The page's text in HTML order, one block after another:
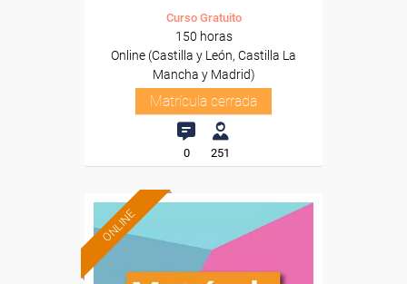
Curso Gratuito
150 horas
Online (Castilla y León, Castilla La
Mancha y Madrid)
Matrícula cerrada
0 251
ONLINE